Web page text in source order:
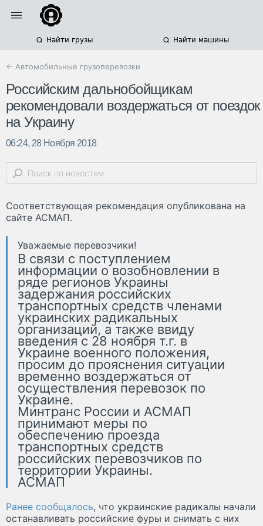
Найти грузы Найти машины
← Автомобильные грузоперевозки
Российским дальнобойщикам
рекомендовали воздержаться от поездок
на Украину
06:24, 28 Ноября 2018
Соответствующая рекомендация опубликована на
сайте АСМАП.
Уважаемые перевозчики!
В связи с поступлением
информации о возобновлении в
ряде регионов Украины
задержания российских
транспортных средств членами
украинских радикальных
организаций, а также ввиду
введения с 28 ноября т.г. в
Украине военного положения,
просим до прояснения ситуации
временно воздержаться от
осуществления перевозок по
Украине.
Минтранс России и АСМАП
принимают меры по
обеспечению проезда
транспортных средств
российских перевозчиков по
территории Украины.
АСМАП
Ранее сообщалось, что украинские радикалы начали
останавливать российские фуры и снимать с них